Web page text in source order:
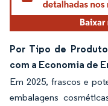
Por Tipo de
com a Economia de
Em 2025, frascos e
embalagens